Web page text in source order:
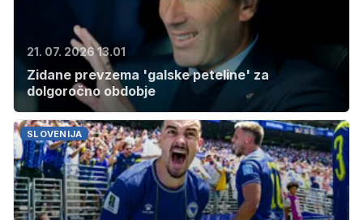
21. 07. 2026 13.01
Zidane prevzema 'galske peteline' za
dolgoročno obdobje
SLOVENIJA